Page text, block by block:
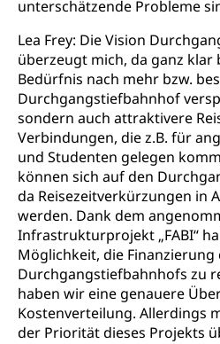
unterschätzende Probleme
Lea Frey: Die Vision
überzeugt mich, da ganz klar
Bedürfnis nach mehr bzw.
Durchgangstiefbahnhof
sondern auch attraktivere
Verbindungen, die z.B. für
und Studenten gelegen
können sich auf den
da Reisezeitverkürzungen in
werden. Dank dem
Infrastrukturprojekt „FABI“
Möglichkeit, die Finanzierung
Durchgangstiefbahnhofs zu
haben wir eine genauere
Kostenverteilung. Allerdings
der Priorität dieses Projekts